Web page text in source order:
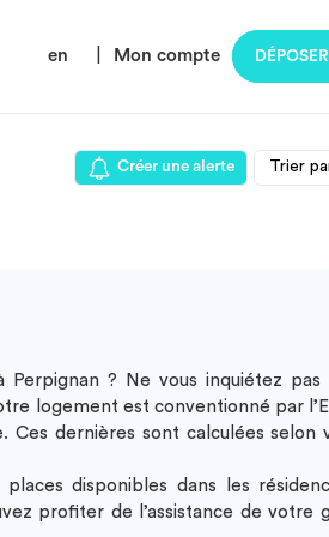
en Mon compte
Créer une alerte
Perpignan? Ne vous inquiétez pas
logement est conventionné par
Ces dernières sont calculées selon
disponibles dans les
profiter de l’assistance de votre